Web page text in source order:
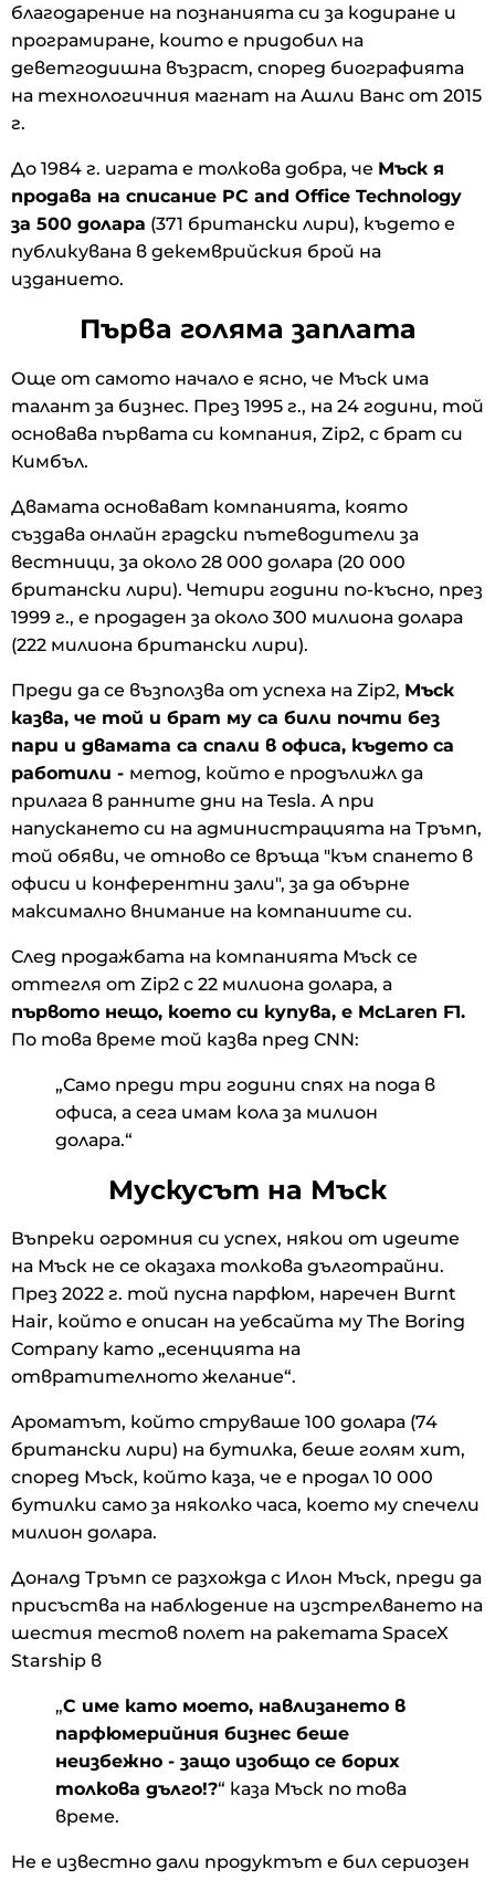
благодарение на познанията си за кодиране и
програмиране, които е придобил на
деветгодишна възраст, според биографията
на технологичния магнат на Ашли Ванс от 2015
г.
До 1984 г. играта е толкова добра, че Мъск я
продава на списание PC and Office Technology
за 500 долара (371 британски лири), където е
публикувана в декемврийския брой на
изданието.
Първа голяма заплата
Още от самото начало е ясно, че Мъск има
талант за бизнес. През 1995 г., на 24 години, той
основава първата си компания, Zip2, с брат си
Кимбъл.
Двамата основават компанията, която
създава онлайн градски пътеводители за
вестници, за около 28 000 долара (20 000
британски лири). Четири години по-късно, през
1999 г., е продаден за около 300 милиона долара
(222 милиона британски лири).
Преди да се възползва от успеха на Zip2, Мъск
казва, че той и брат му са били почти без
пари и двамата са спали в офиса, където са
работили - метод, който е продълижл да
прилага в ранните дни на Tesla. А при
напускането си на администрацията на Тръмп,
той обяви, че отново се връща "към спането в
офиси и конферентни зали", за да обърне
максимално внимание на компаниите си.
След продажбата на компанията Мъск се
оттегля от Zip2 с 22 милиона долара, а
първото нещо, което си купува, е McLaren F1.
По това време той казва пред CNN:
„Само преди три години спях на пода в
офиса, а сега имам кола за милион
долара.“
Мускусът на Мъск
Въпреки огромния си успех, някои от идеите
на Мъск не се оказаха толкова дълготрайни.
През 2022 г. той пусна парфюм, наречен Burnt
Hair, който е описан на уебсайта му The Boring
Company като „есенцията на
отвратителното желание“.
Ароматът, който струваше 100 долара (74
британски лири) на бутилка, беше голям хит,
според Мъск, който каза, че е продал 10 000
бутилки само за няколко часа, което му спечели
милион долара.
Доналд Тръмп се разхожда с Илон Мъск, преди да
присъства на наблюдение на изстрелването на
шестия тестов полет на ракетата SpaceX
Starship в
„С име като моето, навлизането в
парфюмерийния бизнес беше
неизбежно - защо изобщо се борих
толкова дълго!?“ каза Мъск по това
време.
Не е известно дали продуктът е бил сериозен